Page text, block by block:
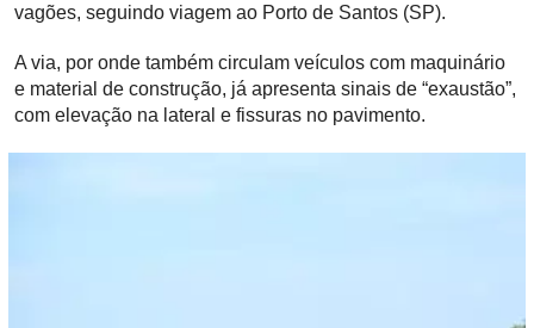
vagões, seguindo viagem ao Porto de Santos (SP).
A via, por onde também circulam veículos com maquinário
e material de construção, já apresenta sinais de “exaustão”,
com elevação na lateral e fissuras no pavimento.